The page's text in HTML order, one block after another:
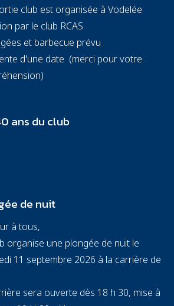
club est organisée à Vodelée
par le club RCAS
et barbecue prévu
d'une date (merci pour votre
ans du club
de nuit
à tous,
organise une plongée de nuit le
11 septembre 2026 à la carrière de
sera ouverte dès 18 h 30, mise à